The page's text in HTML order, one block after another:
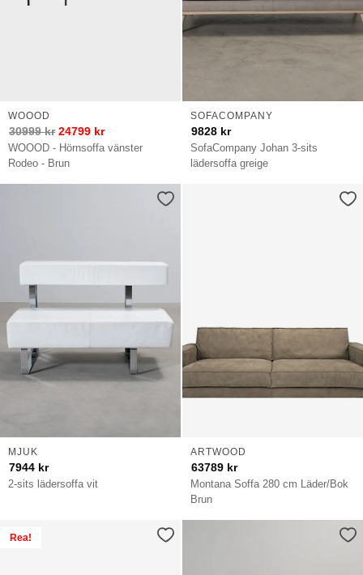
WOOOD - Hörnsoffa vänster
Rodeo - Brun
WOOOD
30999kr 24799 kr
SofaCompany Johan 3-sits
lädersoffa greige
SOFACOMPANY
9828 kr
2-sits lädersoffa vit
MJUK
7944 kr
Montana Soffa 280 cm Läder/Bok
Brun
ARTWOOD
63789 kr
Rea!